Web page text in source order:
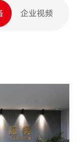
企业视频